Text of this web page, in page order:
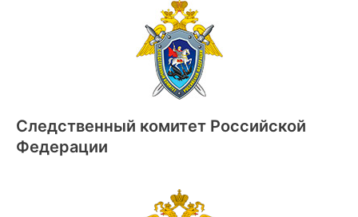
Следственный комитет Российской
Федерации